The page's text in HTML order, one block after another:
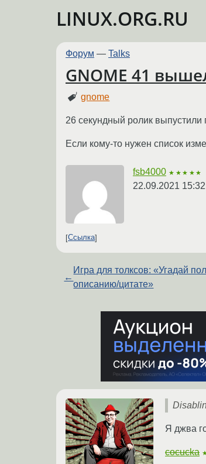
LINUX.ORG.RU
Форум — Talks
GNOME 41
gnome
26 секундный ролик выпустили
Если кому-то нужен список
fsb4000 ★★★★★
22.09.2021
Ссылка
←
Игра для толксов: «Угадай
описанию/цитате»
Я джва
cocucka